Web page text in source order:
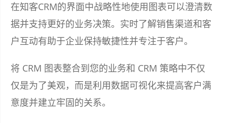
在知客CRM的界面中战略性地使用图表可以澄清数
据并支持更好的业务决策。实时了解销售渠道和客
户互动有助于企业保持敏捷性并专注于客户。
将 CRM 图表整合到您的业务和 CRM 策略中不仅
仅是为了美观，而是利用数据可视化来提高客户满
意度并建立牢固的关系。